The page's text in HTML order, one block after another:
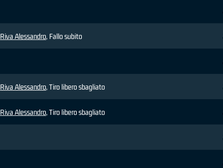
Riva Alessandro, Fallo subito
Riva Alessandro, Tiro libero sbagliato
Riva Alessandro, Tiro libero sbagliato